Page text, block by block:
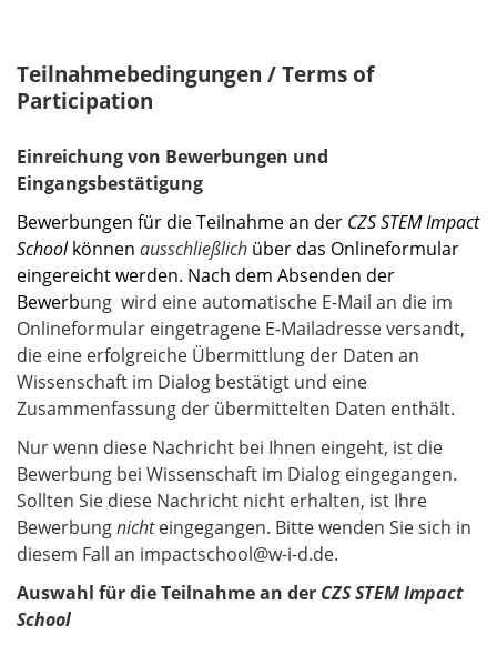
Teilnahmebedingungen / Terms of
Participation
Einreichung von Bewerbungen und
Eingangsbestätigung
Bewerbungen für die Teilnahme an der CZS STEM Impact
Schoolkönnen ausschließlich über das Onlineformular
eingereicht werden. Nach dem Absenden der
Bewerbung wird eine automatische E-Mail an die im
Onlineformular eingetragene E-Mailadresse versandt,
die eine erfolgreiche Übermittlung der Daten an
Wissenschaft im Dialog bestätigt und eine
Zusammenfassung der übermittelten Daten enthält.
Nur wenn diese Nachricht bei Ihnen eingeht, ist die
Bewerbung bei Wissenschaft im Dialog eingegangen.
Sollten Sie diese Nachricht nicht erhalten, ist Ihre
Bewerbungnichteingegangen. Bitte wenden Sie sich in
diesem Fall an impactschool@w-i-d.de.
Auswahl für die Teilnahme an der CZS STEM Impact
School